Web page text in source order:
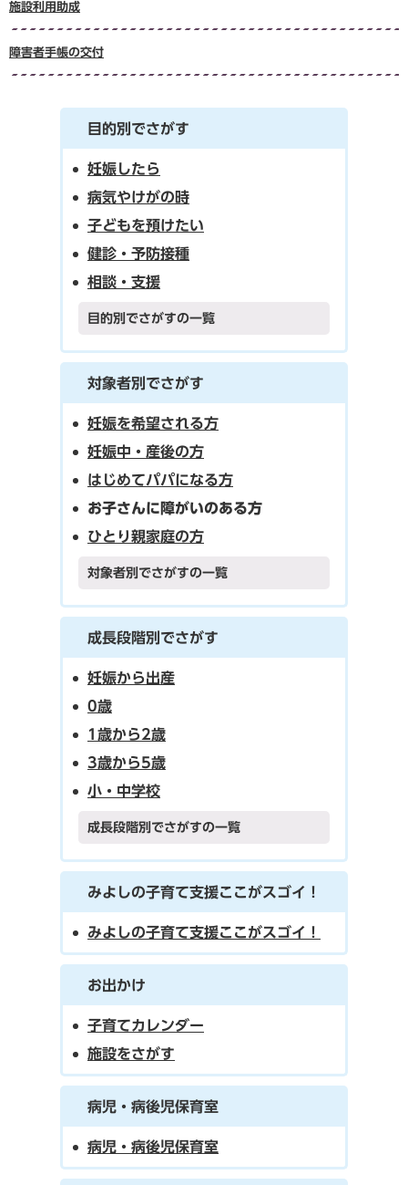
施設利用助成
障害者手帳の交付
目的別でさがす
妊娠したら
病気やけがの時
子どもを預けたい
健診・予防接種
相談・支援
目的別でさがすの一覧
対象者別でさがす
妊娠を希望される方
妊娠中・産後の方
はじめてパパになる方
お子さんに障がいのある方
ひとり親家庭の方
対象者別でさがすの一覧
成長段階別でさがす
妊娠から出産
0歳
1歳から2歳
3歳から5歳
小・中学校
成長段階別でさがすの一覧
みよしの子育て支援ここがスゴイ！
みよしの子育て支援ここがスゴイ！
お出かけ
子育てカレンダー
施設をさがす
病児・病後児保育室
病児・病後児保育室